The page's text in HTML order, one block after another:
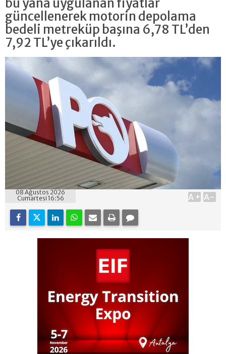
bu yana uygulanan fiyatlar
güncellenerek motorin depolama
bedeli metreküp başına 6,78 TL’den
7,92 TL’ye çıkarıldı.
08 Ağustos 2026
Cumartesi 16:56
A+ A-